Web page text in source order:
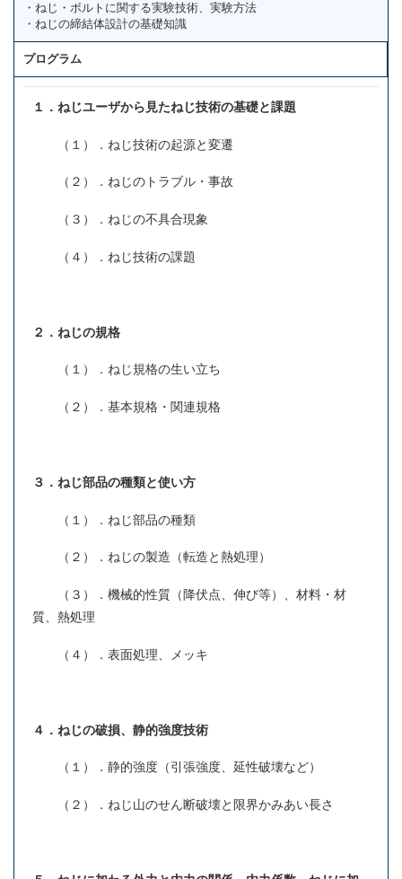
・ねじ・ボルトに関する実験技術、実験方法
・ねじの締結体設計の基礎知識
プログラム
１．ねじユーザから見たねじ技術の基礎と課題
（１）．ねじ技術の起源と変遷
（２）．ねじのトラブル・事故
（３）．ねじの不具合現象
（４）．ねじ技術の課題
２．ねじの規格
（１）．ねじ規格の生い立ち
（２）．基本規格・関連規格
３．ねじ部品の種類と使い方
（１）．ねじ部品の種類
（２）．ねじの製造（転造と熱処理）
（３）．機械的性質（降伏点、伸び等）、材料・材
質、熱処理
（４）．表面処理、メッキ
４．ねじの破損、静的強度技術
（１）．静的強度（引張強度、延性破壊など）
（２）．ねじ山のせん断破壊と限界かみあい長さ